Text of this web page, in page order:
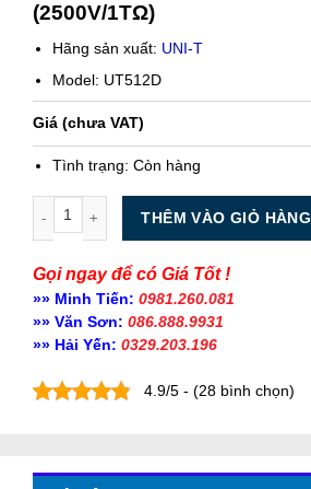
(2500V/1TΩ)
Hãng sản xuất: UNI-T
Model: UT512D
Giá (chưa VAT)
Tình trạng: Còn hàng
THÊM VÀO GIỎ HÀNG
Gọi ngay để có Giá Tốt !
»» Minh Tiến: 0981.260.081
»» Văn Sơn: 086.888.9931
»» Hải Yến: 0329.203.196
4.9/5 - (28 bình chọn)